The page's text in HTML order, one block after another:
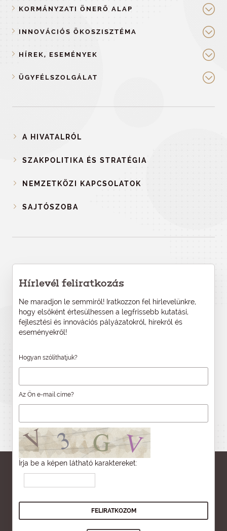
KORMÁNYZATI ÖNERŐ ALAP
INNOVÁCIÓS ÖKOSZISZTÉMA
HÍREK, ESEMÉNYEK
ÜGYFÉLSZOLGÁLAT
A HIVATALRÓL
SZAKPOLITIKA ÉS STRATÉGIA
NEMZETKÖZI KAPCSOLATOK
SAJTÓSZOBA
Hírlevél feliratkozás
Ne maradjon le semmiről! Iratkozzon fel hírlevelünkre,
hogy elsőként értesülhessen a legfrissebb kutatási,
fejlesztési és innovációs pályázatokról, hírekről és
eseményekről!
Hogyan szólíthatjuk?
Az Ön e-mail címe?
Írja be a képen látható karaktereket: